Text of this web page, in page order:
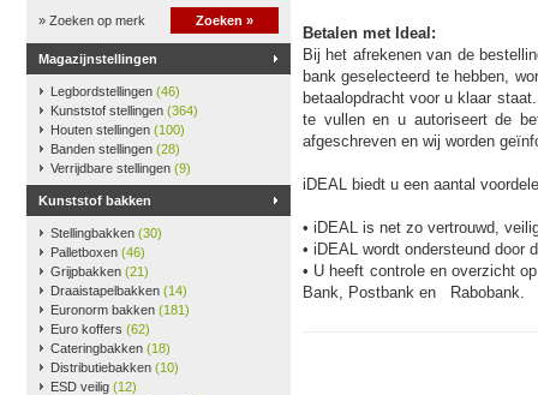
» Zoeken op merk Zoeken »
Magazijnstellingen
Legbordstellingen (46)
Kunststof stellingen (364)
Houten stellingen (100)
Banden stellingen (28)
Verrijdbare stellingen (9)
Kunststof bakken
Stellingbakken (30)
Palletboxen (46)
Grijpbakken (21)
Draaistapelbakken (14)
Euronorm bakken (181)
Euro koffers (62)
Cateringbakken (18)
Distributiebakken (10)
ESD veilig (12)
Betalen met Ideal:
Bij het afrekenen van de
bank geselecteerd te hebben,
betaalopdracht voor u klaar
te vullen en u autoriseert de
afgeschreven en wij worden
iDEAL biedt u een aantal
• iDEAL is net zo vertrouwd,
• iDEAL wordt ondersteund door
• U heeft controle en overzicht
Bank, Postbank en Rabobank.